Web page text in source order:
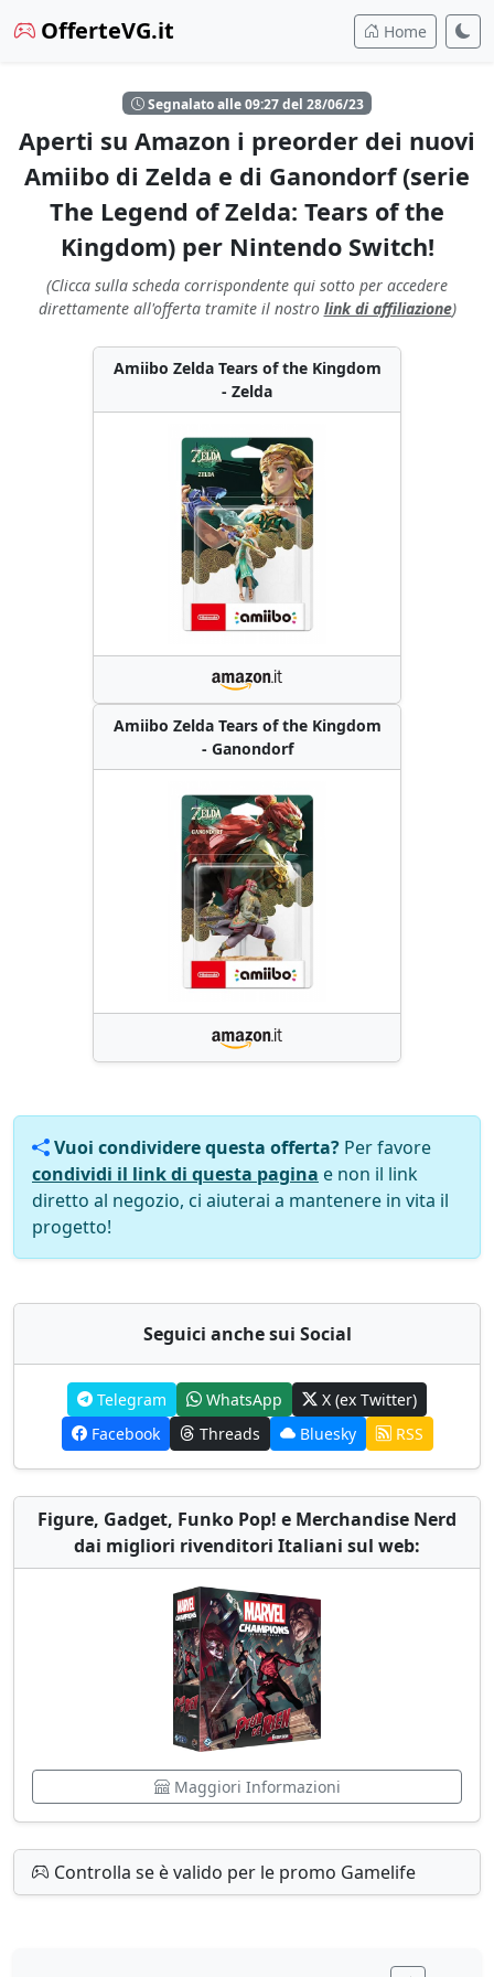
OfferteVG.it Home
Segnalato alle 09:27 del 28/06/23
Aperti su Amazon i preorder dei nuovi
Amiibo di Zelda e di Ganondorf (serie
The Legend of Zelda: Tears of the
Kingdom) per Nintendo Switch!
(Clicca sulla scheda corrispondente qui sotto per accedere
direttamente all'offerta tramite il nostro link di affiliazione)
Amiibo Zelda Tears of the Kingdom
- Zelda
Amiibo Zelda Tears of the Kingdom
- Ganondorf
Vuoi condividere questa offerta? Per favore
condividi il link di questa pagina e non il link
diretto al negozio, ci aiuterai a mantenere in vita il
progetto!
Seguici anche sui Social
Telegram WhatsApp
X (ex Twitter)
Facebook
Threads Bluesky RSS
Figure, Gadget, Funko Pop! e Merchandise Nerd
dai migliori rivenditori Italiani sul web:
Maggiori Informazioni
Controlla se è valido per le promo Gamelife